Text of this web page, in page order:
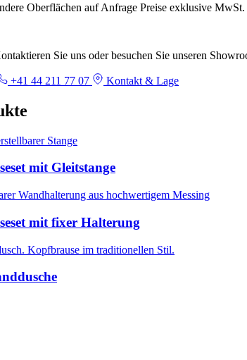
Oberflächen auf Anfrage Preise exklusive MwSt.
Sie uns oder besuchen Sie unseren
+41 44 211 77 07 Kontakt & Lage
mit Gleitstange
mit fixer Halterung